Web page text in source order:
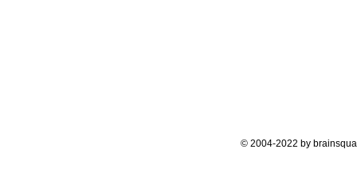
© 2004-2022 by